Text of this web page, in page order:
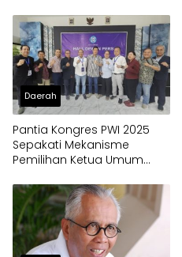
Daerah
Pantia Kongres PWI 2025
Sepakati Mekanisme
Pemilihan Ketua Umum